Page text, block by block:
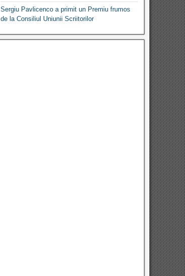
Sergiu Pavlicenco a primit un Premiu frumos
de la Consiliul Uniunii Scriitorilor